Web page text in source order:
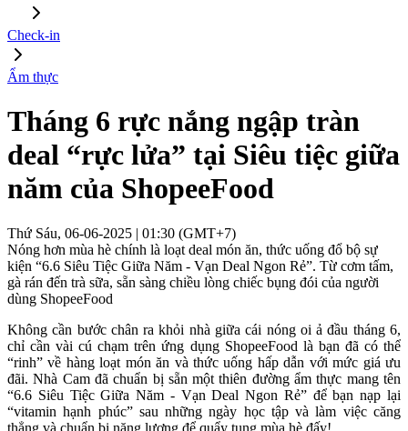
Check-in
Ẩm thực
Tháng 6 rực nắng ngập tràn
deal “rực lửa” tại Siêu tiệc giữa
năm của ShopeeFood
Thứ Sáu, 06-06-2025 | 01:30 (GMT+7)
Nóng hơn mùa hè chính là loạt deal món ăn, thức uống đổ bộ sự
kiện “6.6 Siêu Tiệc Giữa Năm - Vạn Deal Ngon Rẻ”. Từ cơm tấm,
gà rán đến trà sữa, sẵn sàng chiều lòng chiếc bụng đói của người
dùng ShopeeFood
Không cần bước chân ra khỏi nhà giữa cái nóng oi ả đầu tháng 6,
chỉ cần vài cú chạm trên ứng dụng ShopeeFood là bạn đã có thể
“rinh” về hàng loạt món ăn và thức uống hấp dẫn với mức giá ưu
đãi. Nhà Cam đã chuẩn bị sẵn một thiên đường ẩm thực mang tên
“6.6 Siêu Tiệc Giữa Năm - Vạn Deal Ngon Rẻ” để bạn nạp lại
“vitamin hạnh phúc” sau những ngày học tập và làm việc căng
thẳng và chuẩn bị năng lượng để quẩy tung mùa hè đấy!